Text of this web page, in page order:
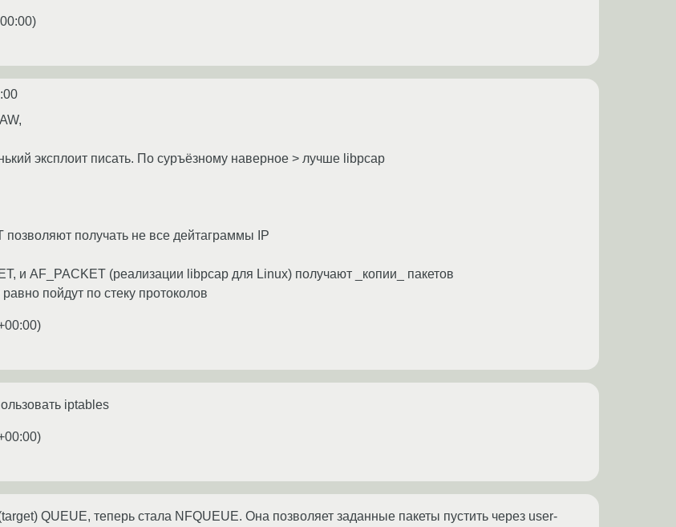
)
эксплоит писать. По суръёзному наверное > лучше libpcap
позволяют получать не все дейтаграммы IP
и AF_PACKET (реализации libpcap для Linux) получают _копии_ пакетов
пойдут по стеку протоколов
)
iptables
)
QUEUE, теперь стала NFQUEUE. Она позволяет заданные пакеты пустить через user-